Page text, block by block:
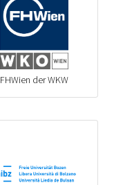
FHWien der WKW